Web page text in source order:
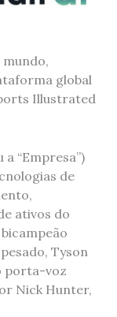
global
Illustrated
“Empresa”)
de
ativos do
bicampeão
Tyson
porta-voz
Nick Hunter,